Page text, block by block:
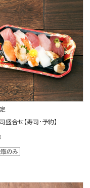
盛合せ【寿司･予約】